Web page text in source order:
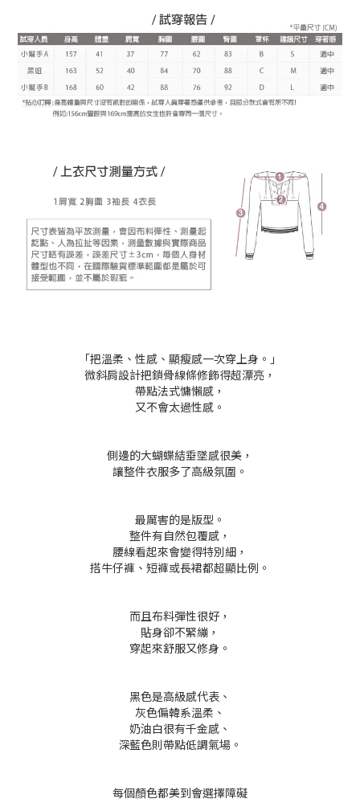
「把溫柔、性感、顯瘦感一次穿上身。」
微斜肩設計把鎖骨線條修飾得超漂亮，
帶點法式慵懶感，
又不會太過性感。
側邊的大蝴蝶結垂墜感很美，
讓整件衣服多了高級氛圍。
最厲害的是版型。
整件有自然包覆感，
腰線看起來會變得特別細，
搭牛仔褲、短褲或長裙都超顯比例。
而且布料彈性很好，
貼身卻不緊繃，
穿起來舒服又修身。
黑色是高級感代表、
灰色偏韓系溫柔、
奶油白很有千金感、
深藍色則帶點低調氣場。
每個顏色都美到會選擇障礙